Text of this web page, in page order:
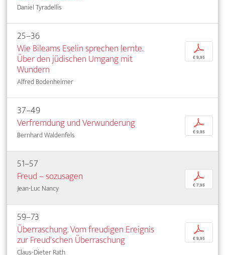
Daniel Tyradellis
25–36
Wie Bileams Eselin sprechen lernte.
Über den jüdischen Umgang mit
Wundern
Alfred Bodenheimer
p
€ 9,95
37–49
Verfremdung und Verwunderung
Bernhard Waldenfels
p
€ 9,95
51–57
Freud – sozusagen
Jean-Luc Nancy
p
€ 7,95
59–73
Überraschung. Vom freudigen Ereignis
zur Freud'schen Überraschung
Claus-Dieter Rath
p
€ 9,95